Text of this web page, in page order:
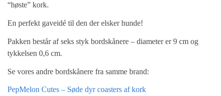
“høste” kork.
En perfekt gaveidé til den der elsker hunde!
Pakken består af seks styk bordskånere – diameter er 9 cm og
tykkelsen 0,6 cm.
Se vores andre bordskånere fra samme brand:
PepMelon Cutes – Søde dyr coasters af kork